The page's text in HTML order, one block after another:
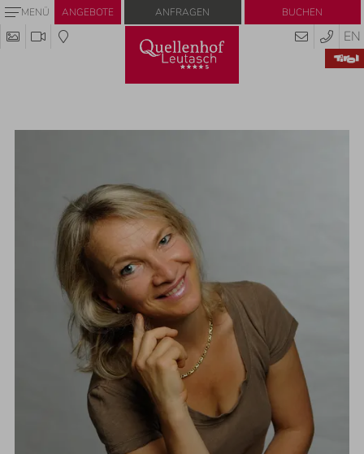
MENÜ ANGEBOTE Buchen
Anfragen
EN